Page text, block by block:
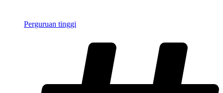
Perguruan tinggi